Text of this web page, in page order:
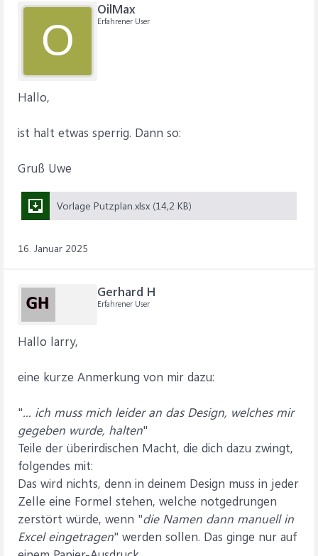
O
OilMax
Erfahrener User
Hallo,
ist halt etwas sperrig. Dann so:
Gruß Uwe
Vorlage Putzplan.xlsx (14,2 KB)
16. Januar 2025
Gerhard H
Erfahrener User
Hallo larry,
eine kurze Anmerkung von mir dazu:
"... ich muss mich leider an das Design, welches mir
gegeben wurde, halten"
Teile der überirdischen Macht, die dich dazu zwingt,
folgendes mit:
Das wird nichts, denn in deinem Design muss in jeder
Zelle eine Formel stehen, welche notgedrungen
zerstört würde, wenn "die Namen dann manuell in
Excel eingetragen" werden sollen. Das ginge nur auf